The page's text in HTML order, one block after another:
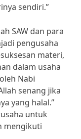
sendiri.”
SAW dan para
pengusaha
materi,
dalam usaha
Nabi
senang jika
yang halal.”
untuk
mengikuti